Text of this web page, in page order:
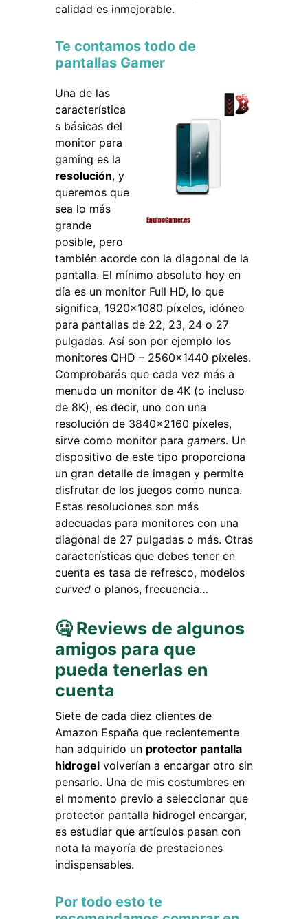
calidad es inmejorable.
Te contamos todo de
pantallas Gamer
Una de las
característica
s básicas del
monitor para
gaming es la
resolución, y
queremos que
sea lo más
grande
posible, pero
también acorde con la diagonal de la
pantalla. El mínimo absoluto hoy en
día es un monitor Full HD, lo que
significa, 1920×1080 píxeles, idóneo
para pantallas de 22, 23, 24 o 27
pulgadas. Así son por ejemplo los
monitores QHD – 2560×1440 píxeles.
Comprobarás que cada vez más a
menudo un monitor de 4K (o incluso
de 8K), es decir, uno con una
resolución de 3840×2160 píxeles,
sirve como monitor para gamers. Un
dispositivo de este tipo proporciona
un gran detalle de imagen y permite
disfrutar de los juegos como nunca.
Estas resoluciones son más
adecuadas para monitores con una
diagonal de 27 pulgadas o más. Otras
características que debes tener en
cuenta es tasa de refresco, modelos
curved o planos, frecuencia…
🤐 Reviews de algunos
amigos para que
pueda tenerlas en
cuenta
Siete de cada diez clientes de
Amazon España que recientemente
han adquirido un protector pantalla
hidrogel volverían a encargar otro sin
pensarlo. Una de mis costumbres en
el momento previo a seleccionar que
protector pantalla hidrogel encargar,
es estudiar que artículos pasan con
nota la mayoría de prestaciones
indispensables.
Por todo esto te